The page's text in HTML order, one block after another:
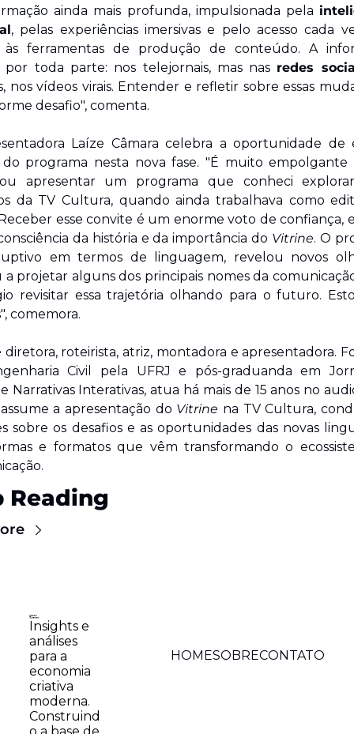
ainda mais profunda, impulsionada pela
, pelas experiências imersivas e pelo acesso cada
às ferramentas de produção de conteúdo. A
por toda parte: nos telejornais, mas nas redes
nos vídeos virais. Entender e refletir sobre essas
desafio", comenta.
Laíze Câmara celebra a oportunidade de
programa nesta nova fase. "É muito empolgante
apresentar um programa que conheci
da TV Cultura, quando ainda trabalhava como
esse convite é um enorme voto de confiança,
da história e da importância do Vitrine. O
em termos de linguagem, revelou novos
a projetar alguns dos principais nomes da
revisitar essa trajetória olhando para o futuro.
comemora.
diretora, roteirista, atriz, montadora e apresentadora.
Civil pela UFRJ e pós-graduanda em
Narrativas Interativas, atua há mais de 15 anos no
a apresentação do Vitrine na TV Cultura,
sobre os desafios e as oportunidades das novas
e formatos que vêm transformando o
Reading
Insights e
análises
para a
economia
criativa
moderna.
Construind
HOMESOBRECONTATO